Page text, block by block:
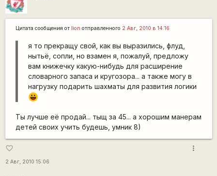
Цитата сообщения от lion отправленного 2 Авг, 2010 в 14:16
я то прекращу свой, как вы выразились, флуд,
нытьё, сопли, но взамен я, пожалуй, предложу
вам книжечку какую-нибудь для расширение
словарного запаса и кругозора... а также могу в
нагрузку подарить шахматы для развития логики
|-))
Ты лучше её продай... тыщ за 45... а хорошим манерам
детей своих учить будешь, умник 8)
favorite_border
2 Авг, 2010 15:06
more_vert